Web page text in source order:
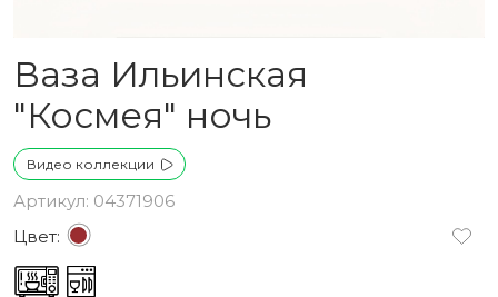
Ваза Ильинская
"Космея" ночь
Видео коллекции
Артикул: 04371906
Цвет: